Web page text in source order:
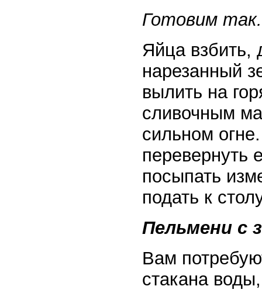
Готовим так.
Яйца взбить,
нарезанный
вылить на
сливочным
сильном
перевернуть
посыпать
подать к
Пельмени с
Вам
стакана